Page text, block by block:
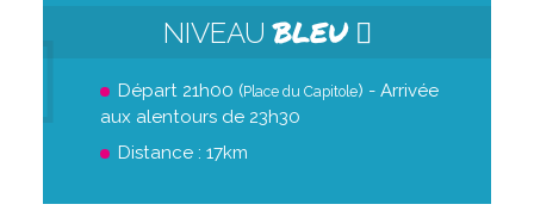
NIVEAUBLEU
Départ 21h00 (Place du Capitole) - Arrivée
aux alentours de 23h30
Distance : 17km